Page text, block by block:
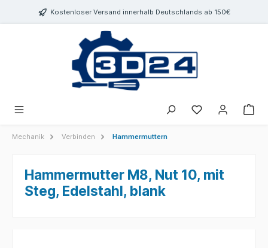
springenKostenloser Versand innerhalb Deutschlands ab 150€
Mechanik Verbinden Hammermuttern
Hammermutter M8, Nut 10, mit
Steg, Edelstahl, blank